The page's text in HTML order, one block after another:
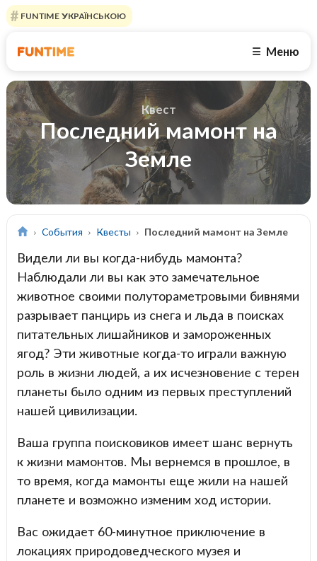
FUNTIME УКРАЇНСЬКОЮ
☰ Меню
Квест
Последний мамонт на
Земле
События Квесты Последний мамонт на Земле
Видели ли вы когда-нибудь мамонта?
Наблюдали ли вы как это замечательное
животное своими полутораметровыми бивнями
разрывает панцирь из снега и льда в поисках
питательных лишайников и замороженных
ягод? Эти животные когда-то играли важную
роль в жизни людей, а их исчезновение с терен
планеты было одним из первых преступлений
нашей цивилизации.
Ваша группа поисковиков имеет шанс вернуть
к жизни мамонтов. Мы вернемся в прошлое, в
то время, когда мамонты еще жили на нашей
планете и возможно изменим ход истории.
Вас ожидает 60-минутное приключение в
локациях природоведческого музея и